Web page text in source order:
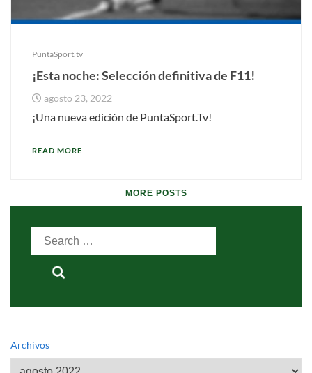
PuntaSport.tv
¡Esta noche: Selección definitiva de F11!
agosto 23, 2022
¡Una nueva edición de PuntaSport.Tv!
READ MORE
MORE POSTS
Search
Archivos
Archivos